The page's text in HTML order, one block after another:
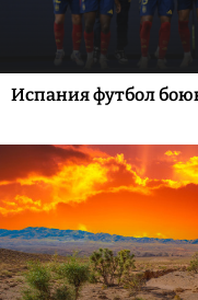
Испания футбол